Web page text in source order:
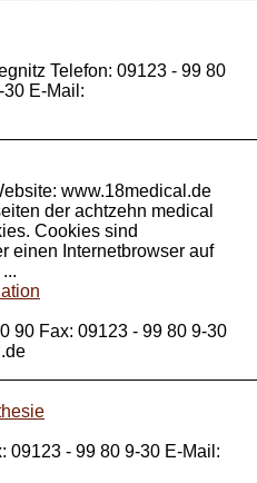
Telefon: 09123 - 99 80
E-Mail:
www.18medical.de
der achtzehn medical
Cookies sind
einen Internetbrowser auf
90 Fax: 09123 - 99 80 9-30
.de
09123 - 99 80 9-30 E-Mail: